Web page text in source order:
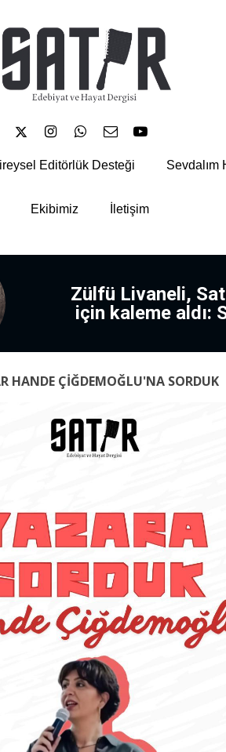
    
Editörlük Desteği Sevdalım
Ekibimiz İletişim
Zülfü Livaneli,
için kaleme aldı:
HANDE ÇİĞDEMOĞLU'NA SORDUK